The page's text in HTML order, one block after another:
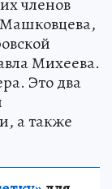
Михеева.
Это два
а также